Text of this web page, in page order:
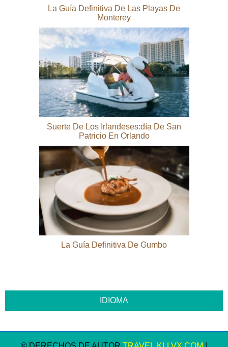
La Guía Definitiva De Las Playas De
Monterey
Suerte De Los Irlandeses:día De San
Patricio En Orlando
La Guía Definitiva De Gumbo